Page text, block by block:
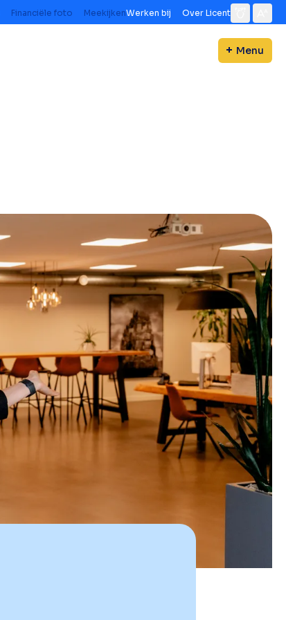
Financiële foto MeekijkenWerken bij Over Licent
Menu